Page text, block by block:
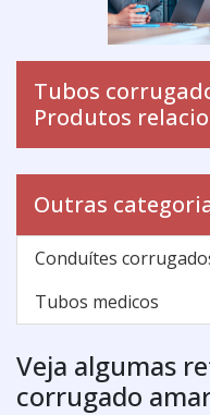
Tubos
Produtos
Outras
Conduítes
Tubos medicos
Veja algumas
corrugado